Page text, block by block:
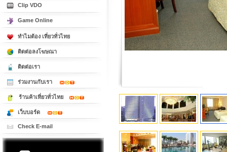
Clip VDO
Game Online
ทำไมต้อง เที่ยวทั่วไทย
ติดต่อลงโฆษณา
ติดต่อเรา
ร่วมงานกับเรา
ร้านค้าเที่ยวทั่วไทย
เว็บบอร์ด
Check E-mail